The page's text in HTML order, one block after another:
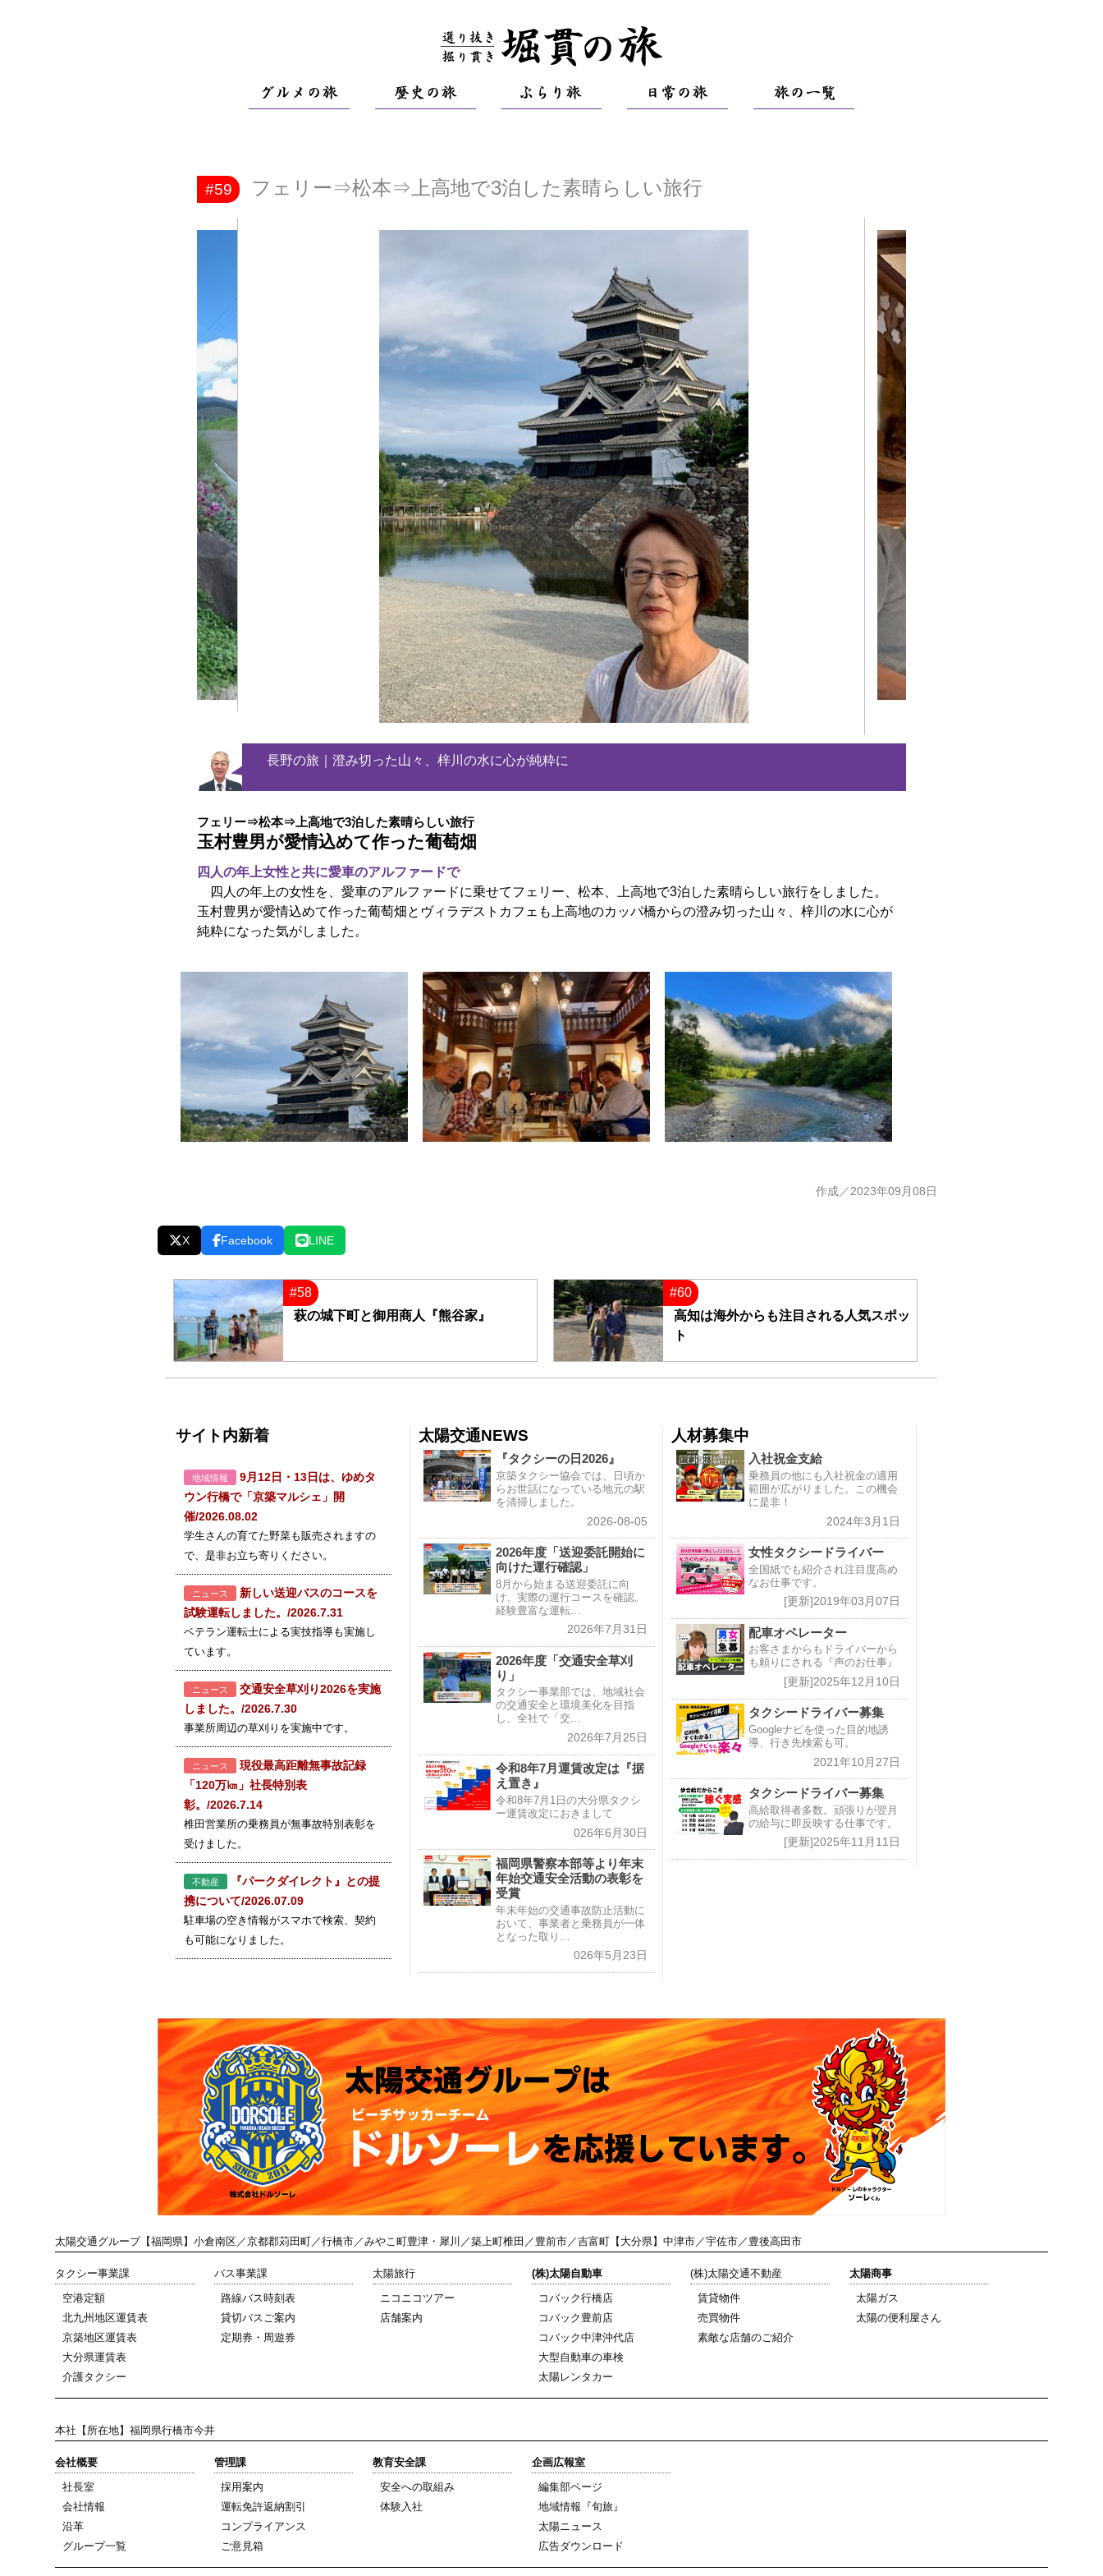
#59 フェリー⇒松本⇒上高地で3泊した素晴らしい旅行
長野の旅｜ 澄み切った山々、梓川の水に心が純粋に
フェリー⇒松本⇒上高地で3泊した素晴らしい旅行
玉村豊男が愛情込めて作った葡萄畑
四人の年上女性と共に愛車のアルファードで
四人の年上の女性を、愛車のアルファードに乗せてフェリー、松本、上高地で3泊した素晴らしい旅行をしました。
玉村豊男が愛情込めて作った葡萄畑とヴィラデストカフェも上高地のカッパ橋からの澄み切った山々、梓川の水に心が
純粋になった気がしました。
作成／2023年09月08日
X Facebook LINE
#58
萩の城下町と御用商人『熊谷家』
#60
高知は海外からも注目される人気スポッ
ト
サイト内新着
地域情報
9月12日・13日は、ゆめタ
ウン行橋で「京築マルシェ」開
催/2026.08.02
学生さんの育てた野菜も販売されますの
で、是非お立ち寄りください。
ニュース
新しい送迎バスのコースを
試験運転しました。/2026.7.31
ベテラン運転士による実技指導も実施し
ています。
ニュース
交通安全草刈り2026を実施
しました。/2026.7.30
事業所周辺の草刈りを実施中です。
ニュース
現役最高距離無事故記録
「120万㎞」社長特別表
彰。/2026.7.14
椎田営業所の乗務員が無事故特別表彰を
受けました。
不動産
『パークダイレクト』との提
携について/2026.07.09
駐車場の空き情報がスマホで検索、契約
も可能になりました。
太陽交通NEWS
『タクシーの日2026』
京築タクシー協会では、日頃か
らお世話になっている地元の駅
を清掃しました。
2026-08-05
2026年度「送迎委託開始に
向けた運行確認」
8月から始まる送迎委託に向
け、実際の運行コースを確認。
経験豊富な運転…
2026年7月31日
2026年度「交通安全草刈
り」
タクシー事業部では、地域社会
の交通安全と環境美化を目指
し、全社で「交…
2026年7月25日
令和8年7月運賃改定は『据
え置き』
令和8年7月1日の大分県タクシ
ー運賃改定におきまして
026年6月30日
福岡県警察本部等より年末
年始交通安全活動の表彰を
受賞
年末年始の交通事故防止活動に
おいて、事業者と乗務員が一体
となった取り…
026年5月23日
人材募集中
入社祝金支給
乗務員の他にも入社祝金の適用
範囲が広がりました。この機会
に是非！
2024年3月1日
女性タクシードライバー
全国紙でも紹介され注目度高め
なお仕事です。
[更新]2019年03月07日
配車オペレーター
お客さまからもドライバーから
も頼りにされる『声のお仕事』
[更新]2025年12月10日
タクシードライバー募集
Googleナビを使った目的地誘
導、行き先検索も可。
2021年10月27日
タクシードライバー募集
高給取得者多数。頑張りが翌月
の給与に即反映する仕事です。
[更新]2025年11月11日
太陽交通グループ【福岡県】小倉南区／京都郡苅田町／行橋市／みやこ町豊津・犀川／築上町椎田／豊前市／吉富町【大分県】中津市／宇佐市／豊後高田市
タクシー事業課
空港定額
北九州地区運賃表
京築地区運賃表
大分県運賃表
介護タクシー
バス事業課
路線バス時刻表
貸切バスご案内
定期券・周遊券
太陽旅行
ニコニコツアー
店舗案内
(株)太陽自動車
コバック行橋店
コバック豊前店
コバック中津沖代店
大型自動車の車検
太陽レンタカー
(株)太陽交通不動産
賃貸物件
売買物件
素敵な店舗のご紹介
太陽商事
太陽ガス
太陽の便利屋さん
本社 【所在地】福岡県行橋市今井
会社概要
社長室
会社情報
沿革
グループ一覧
管理課
採用案内
運転免許返納割引
コンプライアンス
ご意見箱
教育安全課
安全への取組み
体験入社
企画広報室
編集部ページ
地域情報『旬旅』
太陽ニュース
広告ダウンロード